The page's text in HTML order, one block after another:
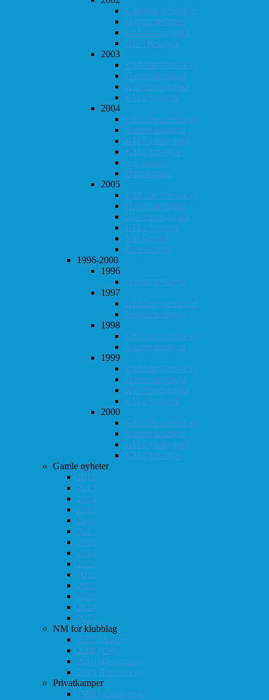
Klubbmesterskapet
Høstturneringen
KM i hurtigsjakk
KM i lynsjakk
2003
Klubbmesterskapet
Høstturneringen
KM i hurtigsjakk
KM i lynsjakk
2004
Klubbmesterskapet
Høstturneringen
KM i hurtigsjakk
KM i lynsjakk
Vår-konrad
Høst-konrad
2005
Klubbmesterskapet
Høstturneringen
KM i hurtigsjakk
KM i lynsjakk
Vår-konrad
Høst-konrad
1996-2000
1996
Høstturneringen
1997
Klubbmesterskapet
Høstturneringen
1998
Klubbmesterskapet
Høstturneringen
1999
Klubbmesterskapet
Høstturneringen
KM i hurtigsjakk
KM i lynsjakk
2000
Klubbmesterskapet
Høstturneringen
KM i hurtigsjakk
KM i lynsjakk
Gamle nyheter
2012
2013
2014
2015
2016
2017
2018
2019
2020
2021
2022
2023
2024
2025
NM for klubblag
2003 (Asker)
2008 (Oslo)
2010 (Drammen)
2025 (Drammen)
Privatkamper
1998 (Akademisk)